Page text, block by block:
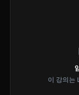
이 강의는